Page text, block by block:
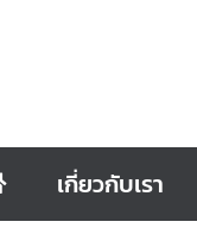
เกี่ยวกับเรา